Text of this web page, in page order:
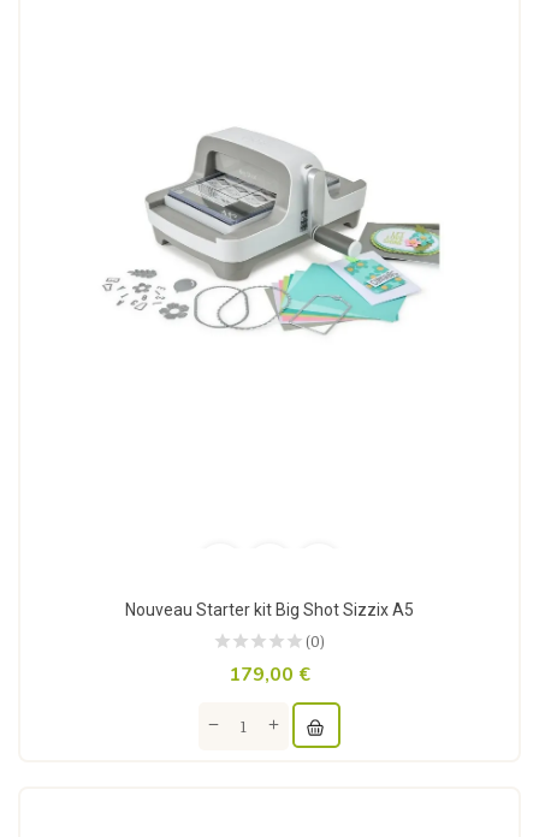
Nouveau Starter kit Big Shot Sizzix A5
(0)
179,00 €